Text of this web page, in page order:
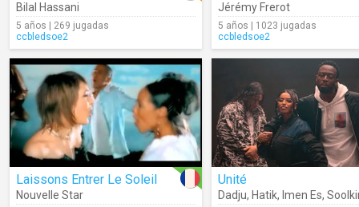
Bilal Hassani
5 años | 269 jugadas
ccbledsoe2
Jérémy Frerot
5 años | 1023 jugadas
ccbledsoe2
Laissons Entrer Le Soleil
Nouvelle Star
Unité
Dadju, Hatik, Imen Es,